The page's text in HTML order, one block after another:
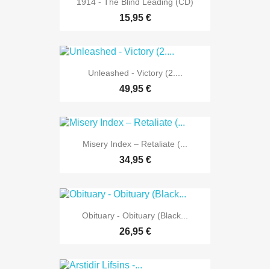
15,95 €
Unleashed - Victory (2....
49,95 €
Misery Index – Retaliate (...
34,95 €
Obituary - Obituary (Black...
26,95 €